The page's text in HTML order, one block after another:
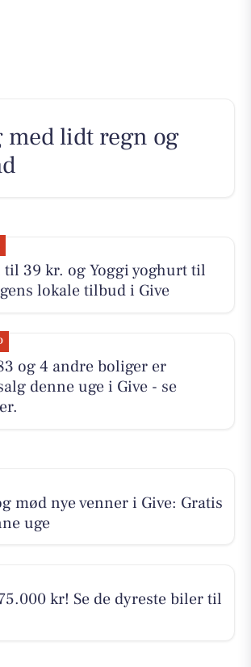
med lidt regn og
til 39 kr. og Yoggi yoghurt til
lokale tilbud i Give
og 4 andre boliger er
denne uge i Give - se
mød nye venner i Give: Gratis
uge
kr! Se de dyreste biler til